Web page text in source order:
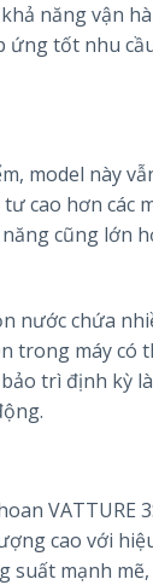
năng vận
ứng tốt nhu
model này
cao hơn các
cũng lớn
nước chứa
trong máy có
trì định kỳ
VATTURE
cao với
suất mạnh